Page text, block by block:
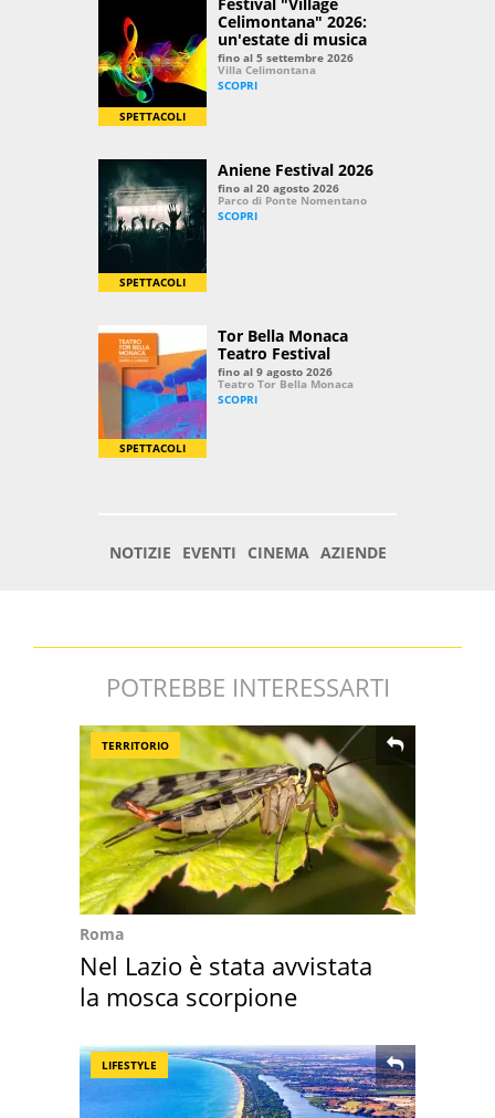
POTREBBE INTERESSARTI
TERRITORIO
Roma
Nel Lazio è stata avvistata
la mosca scorpione
LIFESTYLE